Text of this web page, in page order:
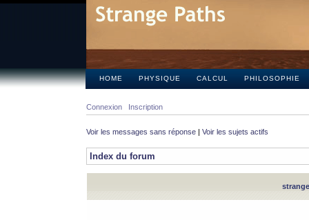
HOME PHYSIQUE CALCUL PHILOSOPHIE
Connexion Inscription
Voir les messages sans réponse | Voir les sujets actifs
Index du forum